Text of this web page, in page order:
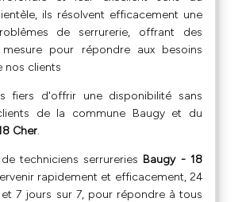
ils résolvent efficacement une
de serrurerie, offrant des
pour répondre aux besoins
nos clients
fiers d'offrir une disponibilité sans
de la commune Baugy et du
Cher.
techniciens serrureries Baugy - 18
rapidement et efficacement, 24
7 jours sur 7, pour répondre à tous